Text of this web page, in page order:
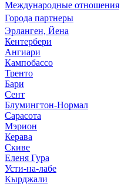
Международные отношения
Города партнеры
Эрланген, Йена
Кентербери
Ангиари
Кампобассо
Тренто
Бари
Сент
Блумингтон-Нормал
Сарасота
Мэрион
Керава
Скиве
Еленя Гура
Усти-на-лабе
Кырджали